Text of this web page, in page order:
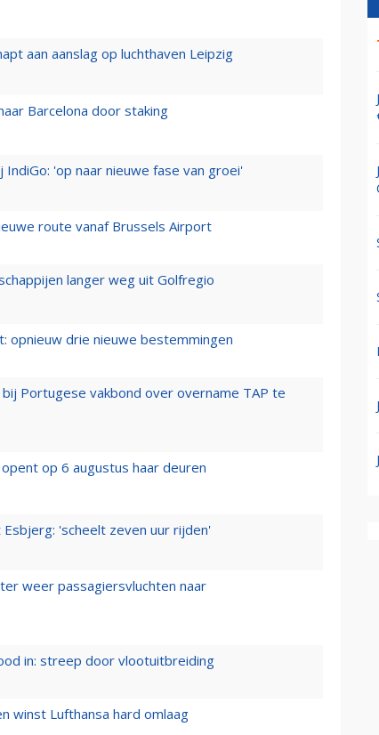
aan aanslag op luchthaven Leipzig
Barcelona door staking
'op naar nieuwe fase van groei'
route vanaf Brussels Airport
langer weg uit Golfregio
opnieuw drie nieuwe bestemmingen
Portugese vakbond over overname TAP te
op 6 augustus haar deuren
'scheelt zeven uur rijden'
weer passagiersvluchten naar
in: streep door vlootuitbreiding
winst Lufthansa hard omlaag